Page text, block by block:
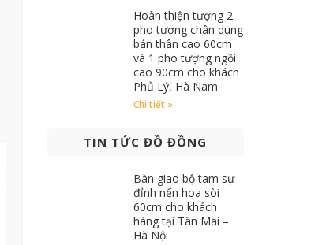
Hoàn thiện tượng 2
pho tượng chân dung
bán thân cao 60cm
và 1 pho tượng ngồi
cao 90cm cho khách
Phủ Lý, Hà Nam
Chi tiết »
TIN TỨC ĐỒ ĐỒNG
Bàn giao bộ tam sự
đỉnh nến hoa sòi
60cm cho khách
hàng tại Tân Mai –
Hà Nội